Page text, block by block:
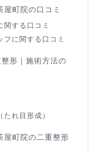
町院の口コミ
関する口コミ
フに関する口コミ
形｜施術方法の
れ目形成）
屋町院の二重整形